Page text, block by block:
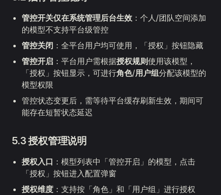
管控开关仅在系统管理后台生效 ：个人/团队空间添加
的模型不支持平台级管控
管控关闭 ：全平台用户均可使用，「授权」按钮隐藏
管控开启 ：平台用户需根据授权规则使用该模型，
「授权」按钮显示，可进行角色/用户组分配该模型的
模型权限
管控状态变更后，需等待平台缓存刷新生效，期间可
能存在短暂状态延迟
5.3 授权管理说明
授权入口 ：模型列表中「管控开启」的模型，点击
「授权」按钮进入配置弹窗
授权维度 ：支持按「角色」和「用户组」进行授权